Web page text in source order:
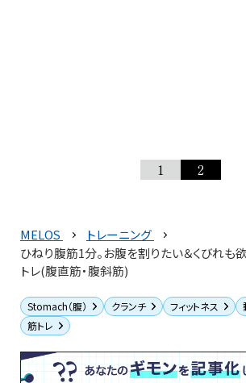
1 2
MELOS
トレーニング
ひねり腹筋1分。お腹を割りたい＆くびれも
トレ(腹直筋・腹斜筋)
Stomach（腹） クランチ フィットネス
筋トレ